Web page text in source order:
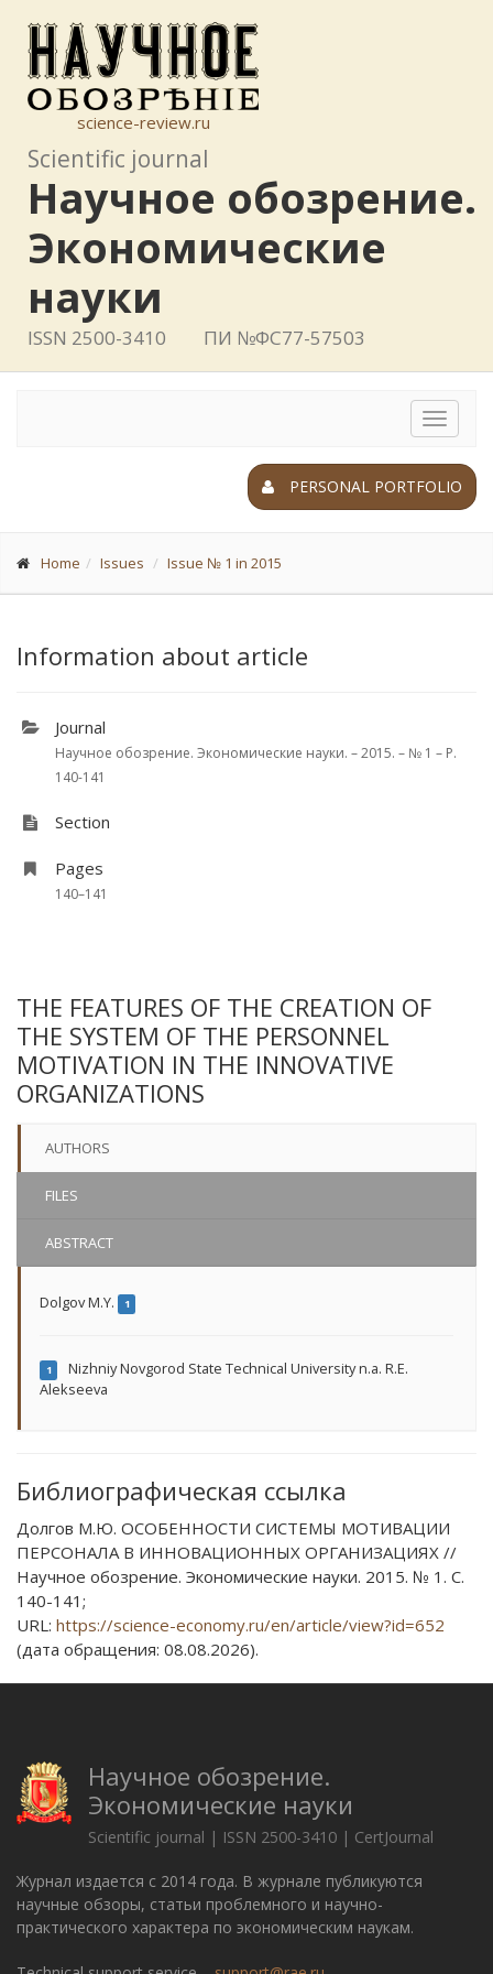
science-review.ru
Scientific journal
Научное обозрение.
Экономические
науки
ISSN 2500-3410 ПИ №ФС77-57503
Toggle
PERSONAL PORTFOLIO
Home Issues Issue № 1 in 2015
Information about article
Journal
Научное обозрение. Экономические науки. – 2015. – № 1 – P.
140-141
Section
Pages
140–141
THE FEATURES OF THE CREATION OF
THE SYSTEM OF THE PERSONNEL
MOTIVATION IN THE INNOVATIVE
ORGANIZATIONS
AUTHORS
FILES
ABSTRACT
Dolgov M.Y. 1
1
Nizhniy Novgorod State Technical University n.a. R.E.
Alekseeva
Библиографическая ссылка
Долгов М.Ю. ОСОБЕННОСТИ СИСТЕМЫ МОТИВАЦИИ
ПЕРСОНАЛА В ИННОВАЦИОННЫХ ОРГАНИЗАЦИЯХ //
Научное обозрение. Экономические науки. 2015. № 1. С.
140-141;
URL: https://science-economy.ru/en/article/view?id=652
(дата обращения: 08.08.2026).
Научное обозрение.
Экономические науки
Scientific journal | ISSN 2500-3410 | CertJournal
Журнал издается с 2014 года. В журнале публикуются
научные обзоры, статьи проблемного и научно-
практического характера по экономическим наукам.